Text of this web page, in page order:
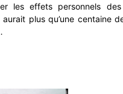
les effets personnels des
aurait plus qu’une centaine